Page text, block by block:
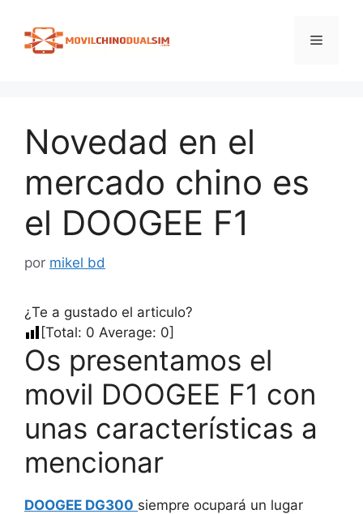
contenido
Menú
Novedad en el
mercado chino es
el DOOGEE F1
por mikel bd
¿Te a gustado el articulo?
[Total: 0 Average: 0]
Os presentamos el
movil DOOGEE F1 con
unas características a
mencionar
DOOGEE DG300 siempre ocupará un lugar